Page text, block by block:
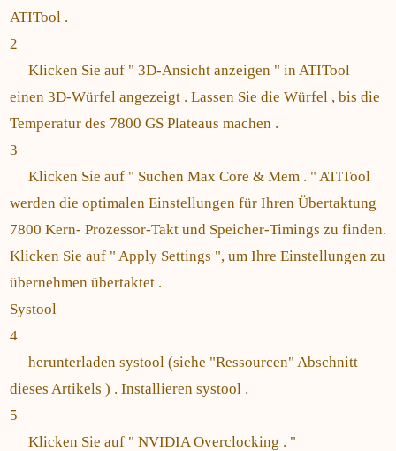
ATITool .
2
Klicken Sie auf " 3D-Ansicht anzeigen " in ATITool
einen 3D-Würfel angezeigt . Lassen Sie die Würfel , bis die
Temperatur des 7800 GS Plateaus machen .
3
Klicken Sie auf " Suchen Max Core & Mem . " ATITool
werden die optimalen Einstellungen für Ihren Übertaktung
7800 Kern- Prozessor-Takt und Speicher-Timings zu finden.
Klicken Sie auf " Apply Settings ", um Ihre Einstellungen zu
übernehmen übertaktet .
Systool
4
herunterladen systool (siehe "Ressourcen" Abschnitt
dieses Artikels ) . Installieren systool .
5
Klicken Sie auf " NVIDIA Overclocking . "